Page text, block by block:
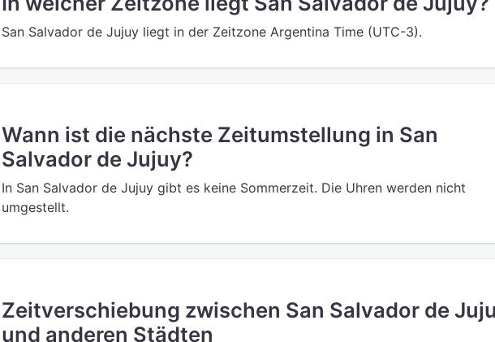
San Salvador de Jujuy liegt in der Zeitzone Argentina Time (UTC-3).
Wann ist die nächste Zeitumstellung in San
Salvador de Jujuy?
In San Salvador de Jujuy gibt es keine Sommerzeit. Die Uhren werden nicht
umgestellt.
Zeitverschiebung zwischen San Salvador de
und anderen Städten